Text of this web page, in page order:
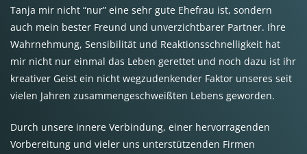
Tanja mir nicht “nur” eine sehr gute Ehefrau ist, sondern
auch mein bester Freund und unverzichtbarer Partner. Ihre
Wahrnehmung, Sensibilität und Reaktionsschnelligkeit hat
mir nicht nur einmal das Leben gerettet und noch dazu ist ihr
kreativer Geist ein nicht wegzudenkender Faktor unseres seit
vielen Jahren zusammengeschweißten Lebens geworden.
Durch unsere innere Verbindung, einer hervorragenden
Vorbereitung und vieler uns unterstützenden Firmen